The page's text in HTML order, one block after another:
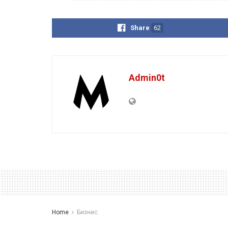
Share 62
Admin0t
Home Бизнис